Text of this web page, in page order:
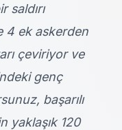
saldırı
4 ek askerden
çeviriyor ve
genç
başarılı
yaklaşık 120